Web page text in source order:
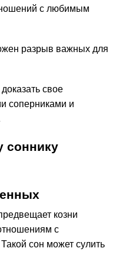
с любимым
разрыв важных для
свое
соперниками и
соннику
козни
с
сон может сулить